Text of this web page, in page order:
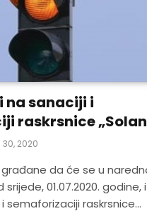
na sanaciji i
raskrsnice
30, 2020
da će se u
01.07.2020. godine,
semaforizaciji raskrsnice…